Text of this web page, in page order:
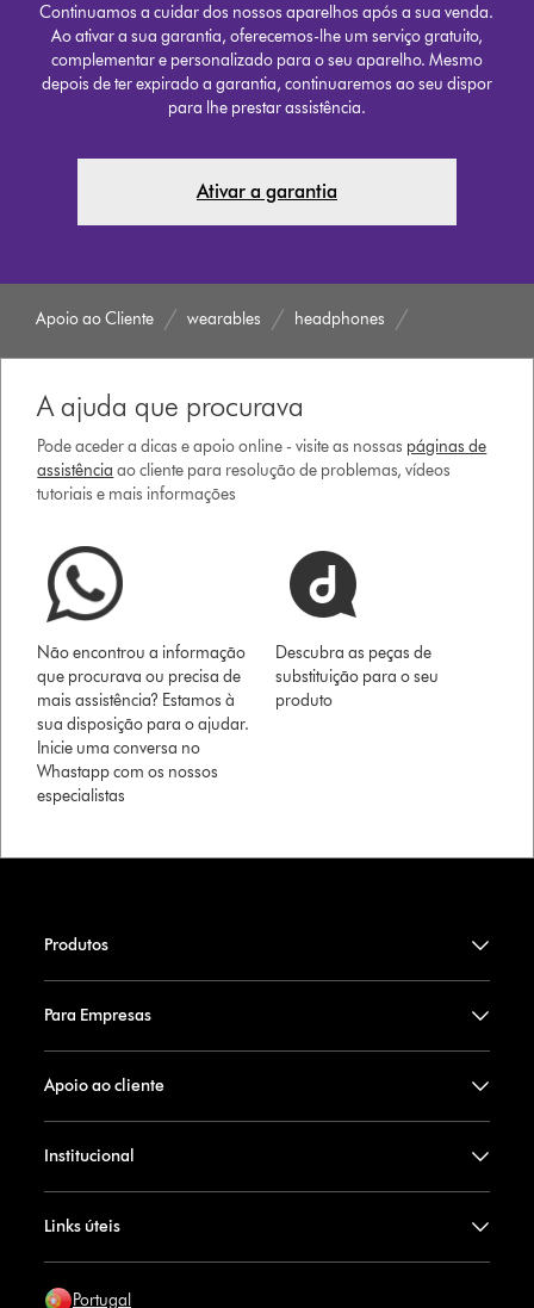
Continuamos a cuidar dos nossos aparelhos após a sua venda.
Ao ativar a sua garantia, oferecemos-lhe um serviço gratuito,
complementar e personalizado para o seu aparelho. Mesmo
depois de ter expirado a garantia, continuaremos ao seu dispor
para lhe prestar assistência.
Ativar a garantia
Apoio ao Cliente wearables headphones
A ajuda que procurava
Pode aceder a dicas e apoio online - visite as nossas páginas de
assistência ao cliente para resolução de problemas, vídeos
tutoriais e mais informações
Não encontrou a informação
que procurava ou precisa de
mais assistência? Estamos à
sua disposição para o ajudar.
Inicie uma conversa no
Whastapp com os nossos
especialistas
Descubra as peças de
substituição para o seu
produto
Produtos
Para Empresas
Apoio ao cliente
Institucional
Links úteis
Portugal